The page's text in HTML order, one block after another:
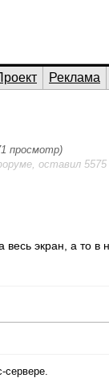
Реклама
просмотр)
оставил
экран, а то
сервере.